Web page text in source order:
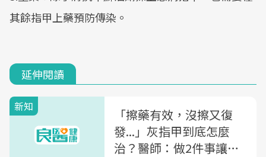
其餘指甲上藥預防傳染。
延伸閱讀
新知
「擦藥有效，沒擦又復
發...」灰指甲到底怎麼
治？醫師：做2件事讓藥